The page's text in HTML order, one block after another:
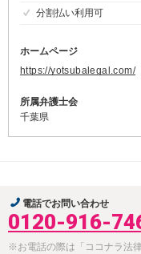
分割払い利用可
ホームページ
https://yotsubalegal.com/
所属弁護士会
千葉県
電話でお問い合わせ
0120-916-
※お電話の際は「ココナラ法